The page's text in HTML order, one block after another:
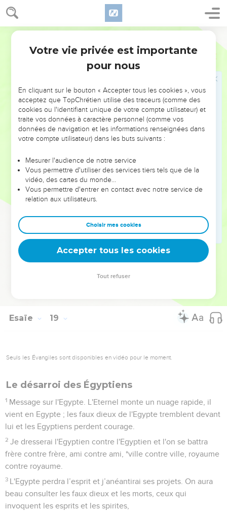
Esaïe 18
puissante qui écrase tout et dont le territoire est traversé par
des fleuves !
lorsque l’étendard sera dressé sur les montagnes, regardez !
Lorsque la trompette sonnera, écoutez !
tranquille et regarder de ma place, pareil à la chaleur des
rayons du soleil, au nuage porteur de rosée dans la chaude
période de la moisson. »
Avant la récolte, quand la floraison sera terminée, quand le
raisin commencera à mûrir et se transformera en grappe, il
coupera les sarments avec des serpes, il enlèvera, il élaguera
les branches.
Ils seront tous abandonnés aux oiseaux de proie des
montagnes et aux bêtes de la terre ; les oiseaux de proie
sauvages de la terre l'hiver.
A ce moment-là, des offrandes seront apportées à l'Eternel,
le maître de l’univers, par le peuple grand et glabre, par le
peuple redouté bien au-delà de ses frontières, par la nation
puissante qui écrase tout et dont le territoire est traversé par
Esaïe 19
Seuls les Évangiles sont disponibles en vidéo pour le moment.
Le désarroi des Égyptiens
1 Message sur l'Egypte. L'Eternel monte un nuage rapide, il
vient en Egypte ; les faux dieux de l'Egypte tremblent devant
lui et les Egyptiens perdent courage.
2 Je dresserai l'Egyptien contre l'Egyptien et l'on se battra
frère contre frère, ami contre ami, *ville contre ville, royaume
contre royaume.
3 L'Egypte perdra l’esprit et j’anéantirai ses projets. On aura
beau consulter les faux dieux et les morts, ceux qui
invoquent les esprits et les spirites,
Votre vie privée est importante
pour nous
En cliquant sur le bouton « Accepter tous les cookies », vous
acceptez que TopChrétien utilise des traceurs (comme des
cookies ou l'identifiant unique de votre compte utilisateur) et
traite vos données à caractère personnel (comme vos
données de navigation et les informations renseignées dans
votre compte utilisateur) dans les buts suivants :
Mesurer l'audience de notre service
Vous permettre d'utiliser des services tiers tels que de la
vidéo, des cartes du monde…
Vous permettre d'entrer en contact avec notre service de
relation aux utilisateurs.
Choisir mes cookies
Accepter tous les cookies
Tout refuser